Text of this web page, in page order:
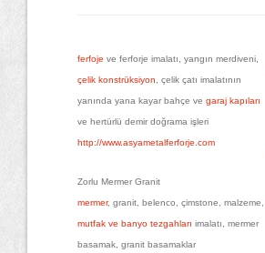
ferfoje ve ferforje imalatı, yangın merdiveni,
çelik konstrüksiyon , çelik çatı imalatının
yanında yana kayar bahçe ve garaj kapıları
ve hertürlü demir doğrama işleri
http://www.asyametalferforje.com
Zorlu Mermer Granit
mermer, granit, belenco, çimstone, malzeme,
mutfak ve banyo tezgahları imalatı, mermer
basamak, granit basamaklar